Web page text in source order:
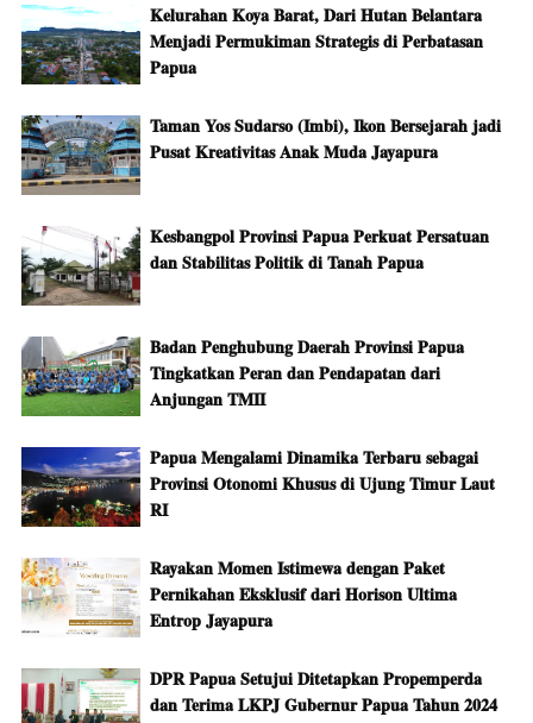
Kelurahan Koya Barat, Dari Hutan Belantara
Menjadi Permukiman Strategis di Perbatasan
Papua
Taman Yos Sudarso (Imbi), Ikon Bersejarah jadi
Pusat Kreativitas Anak Muda Jayapura
Kesbangpol Provinsi Papua Perkuat Persatuan
dan Stabilitas Politik di Tanah Papua
Badan Penghubung Daerah Provinsi Papua
Tingkatkan Peran dan Pendapatan dari
Anjungan TMII
Papua Mengalami Dinamika Terbaru sebagai
Provinsi Otonomi Khusus di Ujung Timur Laut
RI
Rayakan Momen Istimewa dengan Paket
Pernikahan Eksklusif dari Horison Ultima
Entrop Jayapura
DPR Papua Setujui Ditetapkan Propemperda
dan Terima LKPJ Gubernur Papua Tahun 2024